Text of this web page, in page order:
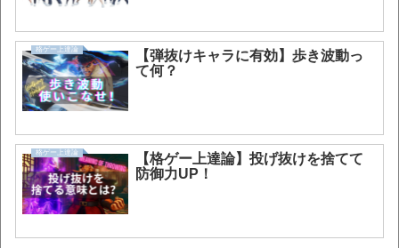
格ゲー上達論
【弾抜けキャラに有効】歩き波動っ
て何？
格ゲー上達論
【格ゲー上達論】投げ抜けを捨てて
防御力UP！